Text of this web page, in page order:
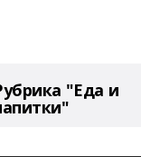
"Еда и